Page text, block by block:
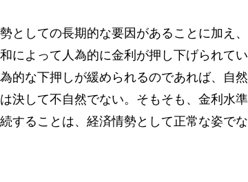
としての長期的な要因があることに加え
によって人為的に金利が押し下げられて
的な下押しが緩められるのであれば、自
決して不自然でない。そもそも、金利水
することは、経済情勢として正常な姿で